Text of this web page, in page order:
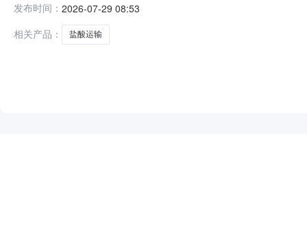
购的成交结果予以公告：成交供应商成交价格（元）项
果公告，以及
发布时间： 2026-07-29 08:53
相关产品：
盐酸运输